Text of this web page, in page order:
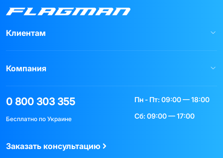
Клиентам
Компания
0 800 303 355
Бесплатно по Украине
Пн - Пт: 09:00 — 18:00
Сб: 09:00 — 17:00
Заказать консультацию